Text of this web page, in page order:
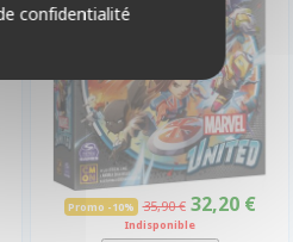
Promo -10% 35,90 € 32,20 €
Indisponible
confidentialité